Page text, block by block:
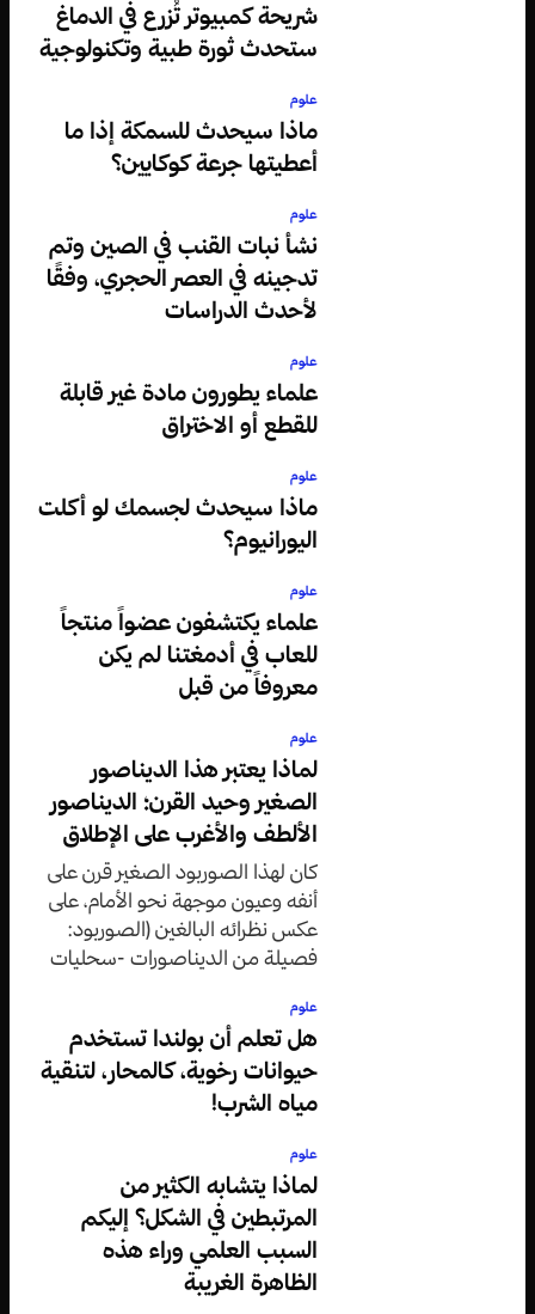
شريحة كمبيوتر تُزرع في الدماغ
ستحدث ثورة طبية وتكنولوجية
علوم
ماذا سيحدث للسمكة إذا ما
أعطيتها جرعة كوكايين؟
علوم
نشأ نبات القنب في الصين وتم
تدجينه في العصر الحجري، وفقًا
لأحدث الدراسات
علوم
علماء يطورون مادة غير قابلة
للقطع أو الاختراق
علوم
ماذا سيحدث لجسمك لو أكلت
اليورانيوم؟
علوم
علماء يكتشفون عضواً منتجاً
للعاب في أدمغتنا لم يكن
معروفاً من قبل
علوم
لماذا يعتبر هذا الديناصور
الصغير وحيد القرن؛ الديناصور
الألطف والأغرب على الإطلاق
كان لهذا الصوربود الصغير قرن على
أنفه وعيون موجهة نحو الأمام، على
عكس نظرائه البالغين (الصوربود:
فصيلة من الديناصورات -سحليات
وذيول طويلة ورؤوس صغيرة).
علوم
هل تعلم أن بولندا تستخدم
حيوانات رخوية، كالمحار، لتنقية
مياه الشرب!
علوم
لماذا يتشابه الكثير من
المرتبطين في الشكل؟ إليكم
السبب العلمي وراء هذه
الظاهرة الغريبة